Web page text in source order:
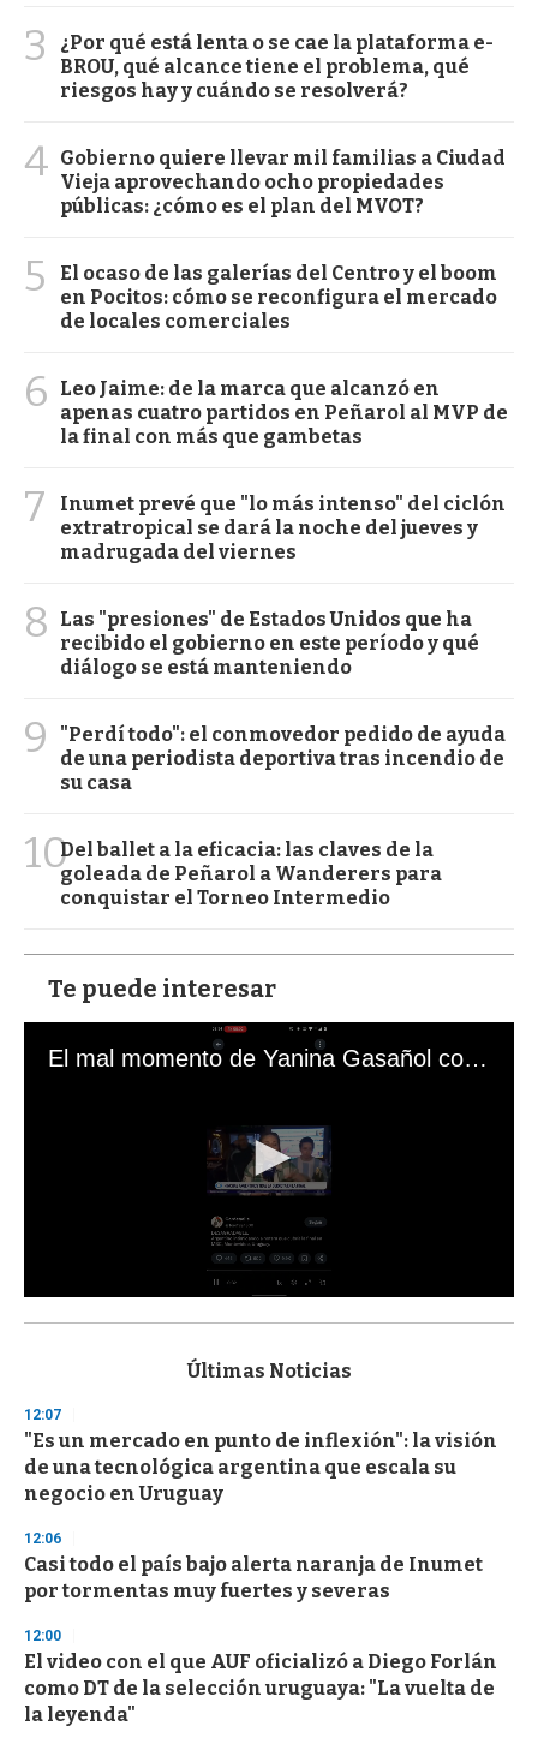
3
¿Por qué está lenta o se cae la plataforma e-
BROU, qué alcance tiene el problema, qué
riesgos hay y cuándo se resolverá?
4 Gobierno quiere llevar mil familias a Ciudad
Vieja aprovechando ocho propiedades
públicas: ¿cómo es el plan del MVOT?
5
El ocaso de las galerías del Centro y el boom
en Pocitos: cómo se reconfigura el mercado
de locales comerciales
6
Leo Jaime: de la marca que alcanzó en
apenas cuatro partidos en Peñarol al MVP de
la final con más que gambetas
7
Inumet prevé que "lo más intenso" del ciclón
extratropical se dará la noche del jueves y
madrugada del viernes
8
Las "presiones" de Estados Unidos que ha
recibido el gobierno en este período y qué
diálogo se está manteniendo
9
"Perdí todo": el conmovedor pedido de ayuda
de una periodista deportiva tras incendio de
su casa
10Del ballet a la eficacia: las claves de la
goleada de Peñarol a Wanderers para
conquistar el Torneo Intermedio
Te puede interesar
El mal momento de Yanina Gasañol con un hincha argentino en "Subrayado"
s
d
s
o
f
3
s
e
c
o
d
s
Últimas Noticias
12:07
"Es un mercado en punto de inflexión": la visión
de una tecnológica argentina que escala su
negocio en Uruguay
12:06
Casi todo el país bajo alerta naranja de Inumet
por tormentas muy fuertes y severas
12:00
El video con el que AUF oficializó a Diego Forlán
como DT de la selección uruguaya: "La vuelta de
la leyenda"